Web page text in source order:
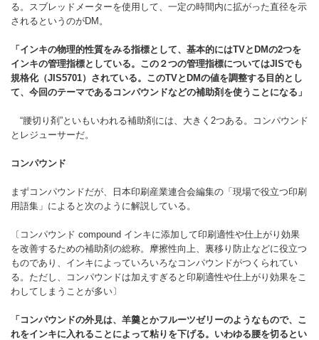
る。スブレッドメーターを使用して、一定の時間内に拡がった直径を示
されるというのがDM。
「インキの物理的性質をみる指標として、基本的にはTVとDMの2つを
インキの管理指標としている。この２つの管理指標についてはJISでも
規格化（JIS5701）されている。このTVとDMの値を調整する目的とし
て、今回のテーマであるコンパウンドなどの補助剤を使うことになる」
“腰切り剤”といもいわれる補助剤には、大きく2つある。コンパウンド
とレジューサーだ。
コンパウンド
まずコンパウンドだが、日本印刷産業連合会編集の「現場で役立つ印刷
用語集」によると次のように解説している。
〔コンパウンド compound インキに添加して印刷適性や仕上がり効果
を改善するための補助剤の総称。摩擦性向上、裏移り防止などに役立つ
ものであり、インキによっていろいろなコンパウンドがつくられてい
る。ただし、コンパウンドは加えすぎると印刷適性や仕上がり効果をこ
わしてしまうことが多い〕
「コンパウンドの外見は、羊羹とかフルーツゼリーのようなもので、こ
れをインキに入れることによって粘りを下げる。いわゆる腰を切るとい